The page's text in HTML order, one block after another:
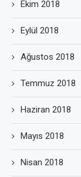
Ekim 2018
Eylül 2018
Ağustos 2018
Temmuz 2018
Haziran 2018
Mayıs 2018
Nisan 2018